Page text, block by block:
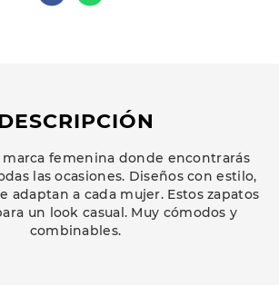
marca femenina donde encontrarás
las ocasiones. Diseños con estilo,
adaptan a cada mujer. Estos zapatos
un look casual. Muy cómodos y
combinables.